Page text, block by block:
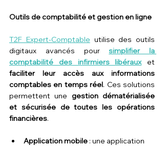
Outils de comptabilité et gestion en ligne
T2F Expert-Comptable utilise des outils
digitaux avancés pour simplifier la
comptabilité des infirmiers libéraux
faciliter leur accès aux informations
comptables en temps réel. Ces solutions
permettent une gestion dématérialisée
et sécurisée de toutes les opérations
financières.
Application mobile : une application